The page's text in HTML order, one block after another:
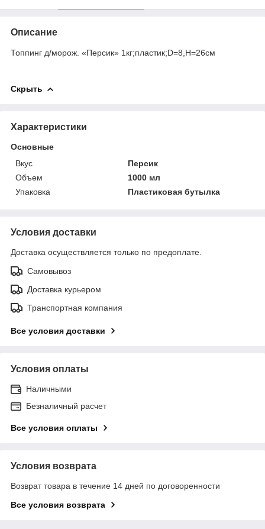
Описание
Топпинг д/морож. «Персик» 1кг;пластик;D=8,H=26см
Скрыть
Характеристики
Основные
Вкус
Персик
Объем
1000 мл
Упаковка
Пластиковая бутылка
Условия доставки
Доставка осуществляется только по предоплате.
Самовывоз
Доставка курьером
Транспортная компания
Все условия доставки
Условия оплаты
Наличными
Безналичный расчет
Все условия оплаты
Условия возврата
Возврат товара в течение 14 дней по договоренности
Все условия возврата